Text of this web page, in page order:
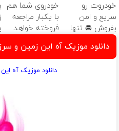
۲۵ میلیون
تومان!!!
دندان
با40%تخفیف)
خودروت رو
سریع و امن
بفروش 🚘 تنها
با یک بار مراجعه
خودروی شما هم
با یکبار مراجعه
فروخته خواهد
دانلود موزیک آه این زمین و
دانلود موزیک آه